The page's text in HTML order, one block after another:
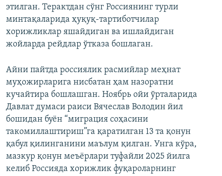
этилган. Терактдан сўнг Россиянинг турли
минтақаларида ҳуқуқ-тартиботчилар
хорижликлар яшайдиган ва ишлайдиган
жойларда рейдлар ўтказа бошлаган.
Айни пайтда россиялик расмийлар меҳнат
муҳожирларига нисбатан ҳам назоратни
кучайтира бошлашган. Ноябрь ойи ўрталарида
Давлат думаси раиси Вячеслав Володин йил
бошидан буён “миграция соҳасини
такомиллаштириш”га қаратилган 13 та қонун
қабул қилинганини маълум қилган. Унга кўра,
мазкур қонун меъёрлари туфайли 2025 йилга
келиб Россияда хорижлик фуқароларнинг